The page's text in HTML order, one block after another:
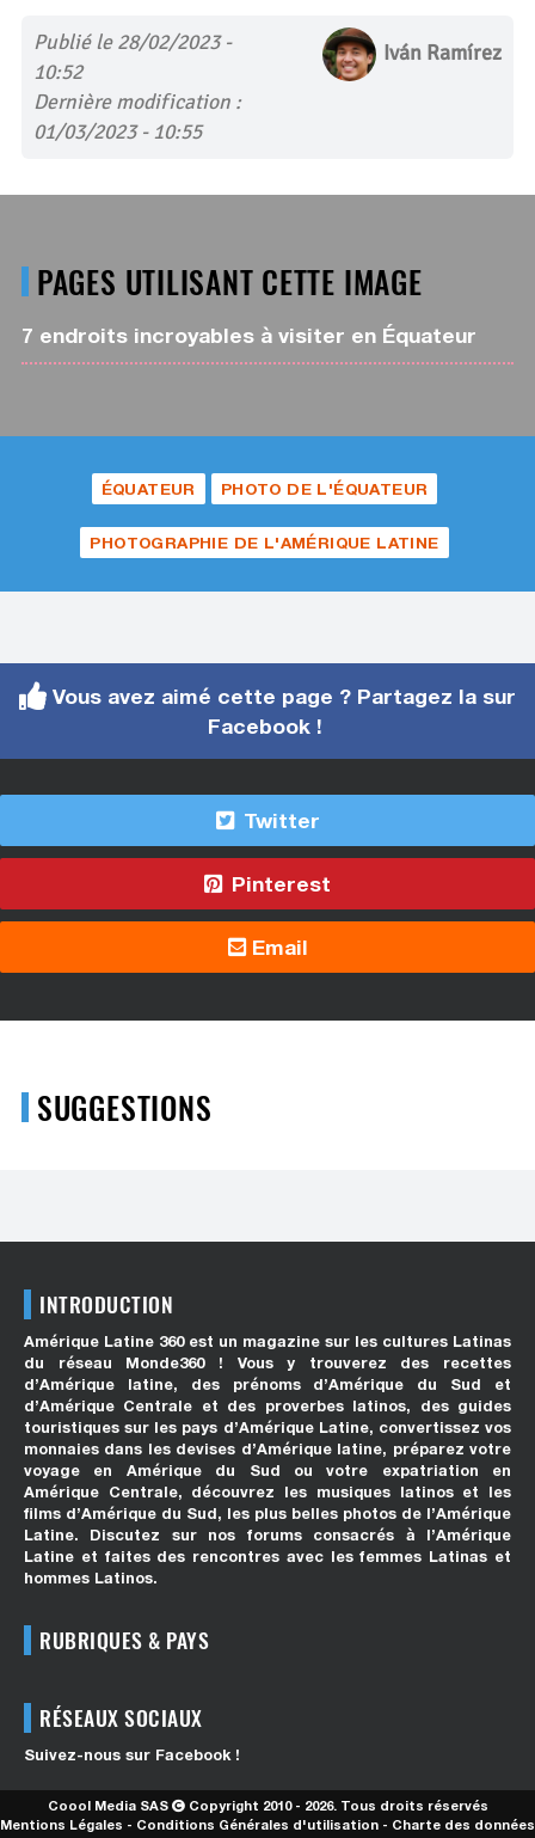
Publié le 28/02/2023 -
10:52
Dernière modification :
01/03/2023 - 10:55
Iván Ramírez
PAGES UTILISANT CETTE IMAGE
7 endroits incroyables à visiter en Équateur
ÉQUATEUR PHOTO DE L'ÉQUATEUR
PHOTOGRAPHIE DE L'AMÉRIQUE LATINE
Vous avez aimé cette page ? Partagez la sur
Facebook !
Twitter
Pinterest
Email
SUGGESTIONS
INTRODUCTION
Amérique Latine 360 est un magazine sur les cultures Latinas
du réseau Monde360 ! Vous y trouverez des recettes
d’Amérique latine, des prénoms d’Amérique du Sud et
d’Amérique Centrale et des proverbes latinos, des guides
touristiques sur les pays d’Amérique Latine, convertissez vos
monnaies dans les devises d’Amérique latine, préparez votre
voyage en Amérique du Sud ou votre expatriation en
Amérique Centrale, découvrez les musiques latinos et les
films d’Amérique du Sud, les plus belles photos de l’Amérique
Latine. Discutez sur nos forums consacrés à l’Amérique
Latine et faites des rencontres avec les femmes Latinas et
hommes Latinos.
RUBRIQUES & PAYS
RÉSEAUX SOCIAUX
Suivez-nous sur Facebook !
Coool Media SAS
Copyright 2010 - 2026. Tous droits réservés
Mentions Légales - Conditions Générales d'utilisation - Charte des données